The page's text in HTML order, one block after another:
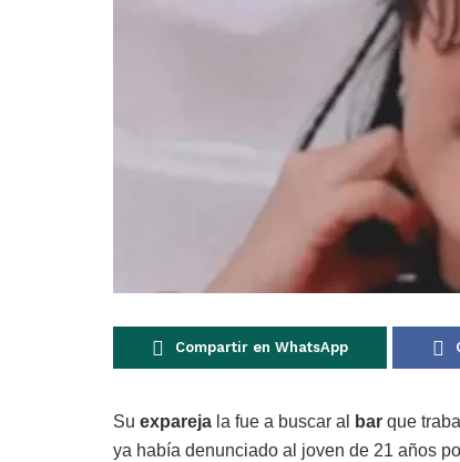
Compartir en WhatsApp
Su expareja la fue a buscar al bar que
ya había denunciado al joven de 21 años